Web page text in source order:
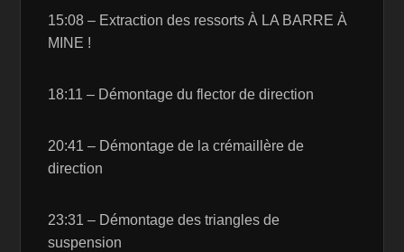
15:08 – Extraction des ressorts À LA BARRE À
MINE !
18:11 – Démontage du flector de direction
20:41 – Démontage de la crémaillère de
direction
23:31 – Démontage des triangles de
suspension